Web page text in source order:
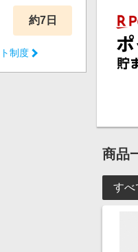
約7日
制度
商品
すべ